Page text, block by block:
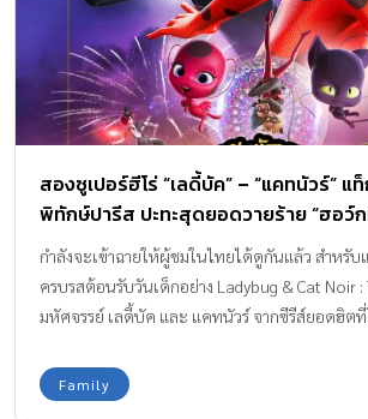
สองซูเปอร์ฮีโร่ “เลดี้บัค” – “แคทนัวร์”
พิทักษ์ปารีส ปะทะสุดยอดวายร้าย “ฮอว์
โปสเตอร์คาแร็กเตอร์สุดเท่ของ
กำลังจะเข้าฉายให้ผู้ชมในไทยได้ดูกันแล้ว สำหรับ
ครบรสต้อนรับวันเด็กอย่าง Ladybug & Cat Noir :
มหัศจรรย์ เลดี้บัค และ แคทนัวร์ จากซีรีส์ยอดฮิต
เป็นผู้สืบทอด “อัญมณีเวทมนตร์” ที่จะเปลี่ยนมาริ
ยอดฮีโร่จอมพลังนามว่า “เลดี้บัค” พร้อมกับ “เอเ
Family